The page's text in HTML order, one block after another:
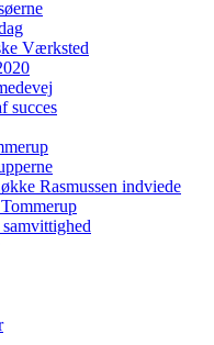
Værksted
succes
Rasmussen indviede